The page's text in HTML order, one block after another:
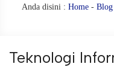
Anda disini : Home - Blog
Teknologi